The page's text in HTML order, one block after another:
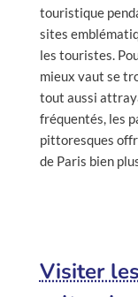
touristique
sites
les touristes.
mieux vaut se
tout aussi
fréquentés, les
pittoresques
de Paris bien
Visiter